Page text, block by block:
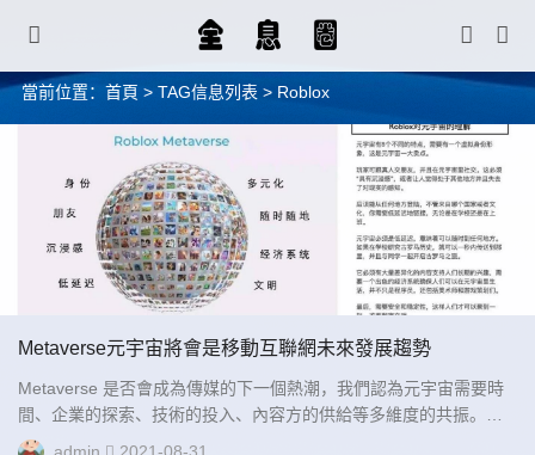
當前位置： 首頁 > TAG信息列表 > Roblox
Metaverse元宇宙將會是移動互聯網未來發展趨勢
Metaverse 是否會成為傳媒的下一個熱潮，我們認為元宇宙需要時
間、企業的探索、技術的投入、內容方的供給等多維度的共振。海
外 Metaverse 賽道玩家大致上由四大勢力構成：科技巨頭、內容型